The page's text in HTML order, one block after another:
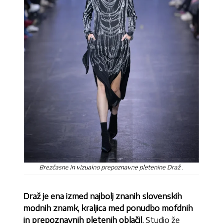
Brezčasne in vizualno prepoznavne pletenine Draž
Draž je ena izmed najbolj znanih slovenskih
modnih znamk, kraljica med ponudbo mofdnih
in prepoznavnih pletenih oblačil. Studio že